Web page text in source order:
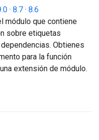
· 8.7 · 8.6
módulo que contiene
sobre etiquetas
Obtienes
para la función
extensión de módulo.